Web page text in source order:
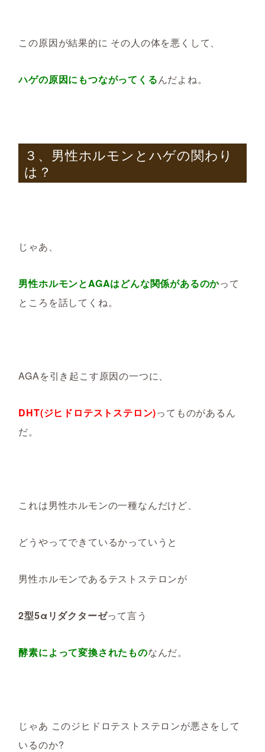
この原因が結果的に その人の体を悪くして、
ハゲの原因にもつながってくるんだよね。
３、男性ホルモンとハゲの関わり
は？
じゃあ、
男性ホルモンとAGAはどんな関係があるのかって
ところを話してくね。
AGAを引き起こす原因の一つに、
DHT(ジヒドロテストステロン)ってものがあるん
だ。
これは男性ホルモンの一種なんだけど、
どうやってできているかっていうと
男性ホルモンであるテストステロンが
2型5αリダクターゼって言う
酵素によって変換されたものなんだ。
じゃあ このジヒドロテストステロンが悪さをして
いるのか?